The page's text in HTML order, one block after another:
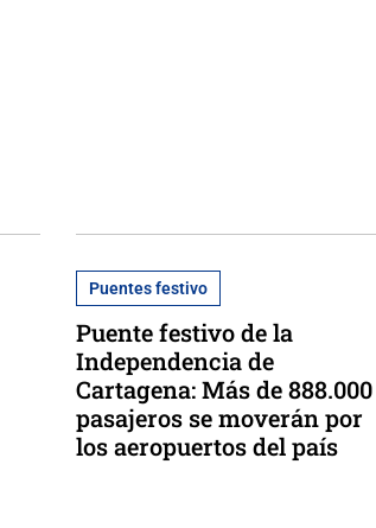
Puentes festivo
Puente festivo de la
Independencia de
Cartagena: Más de 888.000
pasajeros se moverán por
los aeropuertos del país